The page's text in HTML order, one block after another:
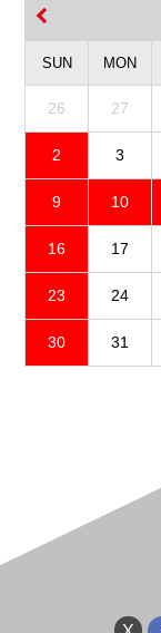
SUN MON
26 27
2 3
9 10
16 17
23 24
30 31